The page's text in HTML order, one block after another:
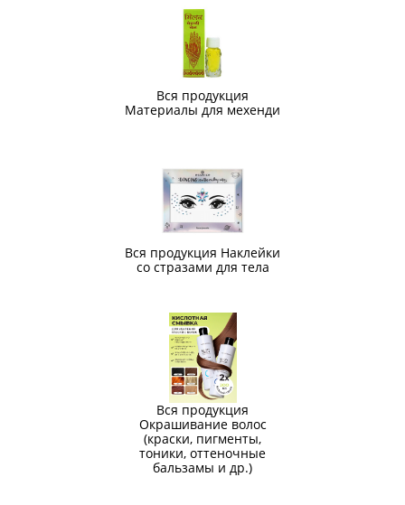
Вся продукция
Материалы для мехенди
Вся продукция Наклейки
со стразами для тела
Вся продукция
Окрашивание волос
(краски, пигменты,
тоники, оттеночные
бальзамы и др.)